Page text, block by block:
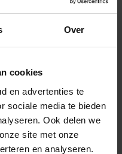
Over
cookies
en advertenties te
sociale media te bieden
Ook delen we
site met onze
en analyseren.